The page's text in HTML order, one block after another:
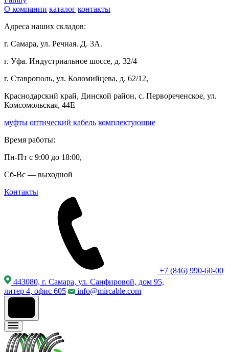
О компании каталог контакты
Адреса наших складов:
г. Самара, ул. Речная. Д. 3А.
г. Уфа. Индустриальное шоссе, д. 32/4
г. Ставрополь, ул. Коломийцева, д. 62/12,
Краснодарский край, Динской район, с. Первореченское, ул.
Комсомольская, 44Е
муфты оптический кабель комплектующие
Время работы:
Пн-Пт с 9:00 до 18:00,
Сб-Вс — выходной
Контакты
+7 (846) 990-60-00
443080, г. Самара, ул. Санфировой, дом 95,
литер 4, офис 605
info@mircable.com